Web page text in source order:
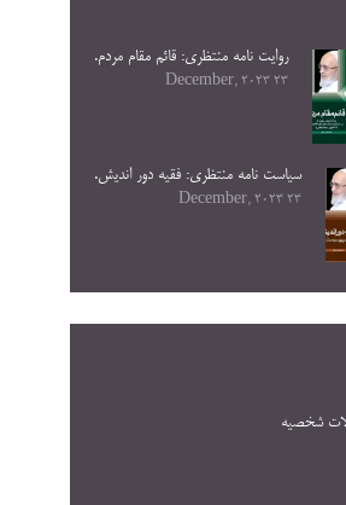
روایت نامه منتظری: قائم مقام مردم.
23 December, 2023
سیاست نامه منتظری: فقیه دور اندیش.
23 December, 2023
شخصيه